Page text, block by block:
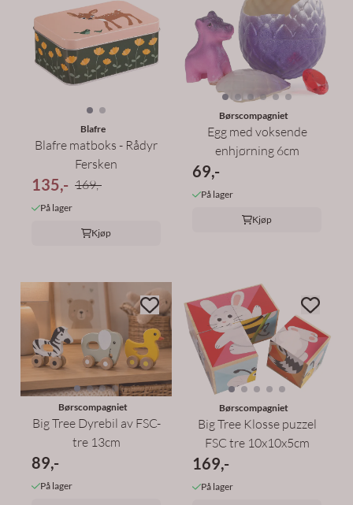
Blafre
Blafre matboks - Rådyr
Fersken
135,- 169,-
På lager
Kjøp
Børscompagniet
Egg med voksende
enhjørning 6cm
69,-
På lager
Kjøp
Børscompagniet
Big Tree Dyrebil av FSC-
tre 13cm
89,-
På lager
Børscompagniet
Big Tree Klosse puzzel
FSC tre 10x10x5cm
169,-
På lager